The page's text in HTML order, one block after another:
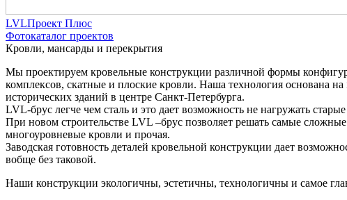
LVLПроект Плюс
Фотокаталог проектов
Кровли, мансарды и перекрытия
Мы проектируем кровельные конструкции различной формы
комплексов, скатные и плоские кровли. Наша технология основана
исторических зданий в центре Санкт-Петербурга.
LVL-брус легче чем сталь и это дает возможность не нагружать
При новом строительстве LVL –брус позволяет решать самые
многоуровневые кровли и прочая.
Заводская готовность деталей кровельной конструкции дает
вобще без таковой.
Наши конструкции экологичны, эстетичны, технологичны и самое